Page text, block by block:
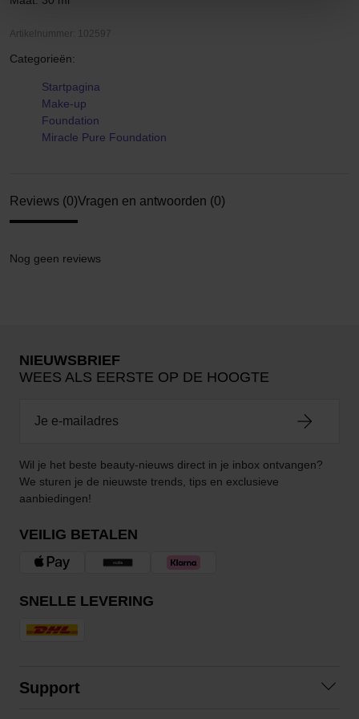
Artikelnummer: 102597
Categorieën:
Startpagina
Make-up
Foundation
Miracle Pure Foundation
Reviews (0)Vragen en antwoorden (0)
Nog geen reviews
NIEUWSBRIEF
WEES ALS EERSTE OP DE HOOGTE
Wil je het beste beauty-nieuws direct in je inbox ontvangen?
We sturen je de nieuwste trends, tips en exclusieve
aanbiedingen!
VEILIG BETALEN
SNELLE LEVERING
Support